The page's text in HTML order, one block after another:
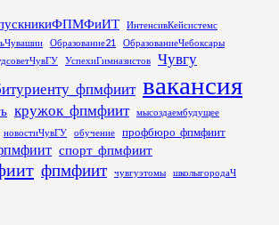
ИнтенсивКейсистемс
Образование21
ОбразованиеЧебоксары
УспехиГимназистов Чувгу
вакансия
кружок_фпмфиит мысоздаембудущее
новостиЧувГУ обучение профбюро_фпмфиит
спорт_фпмфиит
фпмфиит чувгуэтомы школыгородаЧ